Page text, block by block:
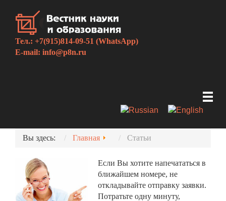
Тел.: +7(915)814-09-51 (WhatsApp)
E-mail: info@p8n.ru
Вы здесь: Главная Статьи
Если Вы хотите напечататься в
ближайшем номере, не
откладывайте отправку заявки.
Потратьте одну минуту,